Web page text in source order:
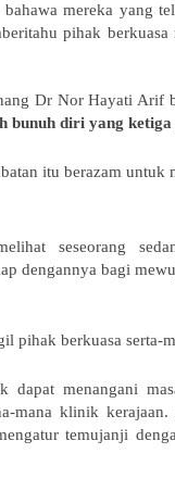
mereka yang
pihak
Dr Nor Hayati Arif
bunuh diri yang
itu berazam untuk
seseorang
dengannya bagi
pihak berkuasa serta-
dapat menangani
mana klinik
temujanji